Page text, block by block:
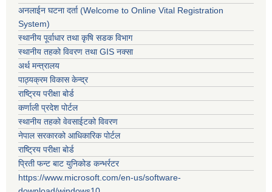
अनलाईन घटना दर्ता (Welcome to Online Vital Registration
System)
स्थानीय पूर्वाधार तथा कृषि सडक विभाग
स्थानीय तहको विवरण तथा GIS नक्सा
अर्थ मन्त्रालय
पाठ्यक्रम विकास केन्द्र
राष्ट्रिय परीक्षा बोर्ड
कर्णाली प्रदेश पोर्टल
स्थानीय तहको वेवसाईटको विवरण
नेपाल सरकारको आधिकारिक पोर्टल
राष्ट्रिय परीक्षा बोर्ड
प्रिती फन्ट बाट युनिकोड कन्भर्रटर
https://www.microsoft.com/en-us/software-